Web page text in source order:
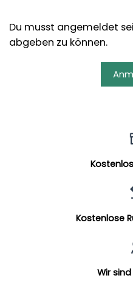
Du musst angemeldet
abgeben zu können.
Kostenlose
Wir